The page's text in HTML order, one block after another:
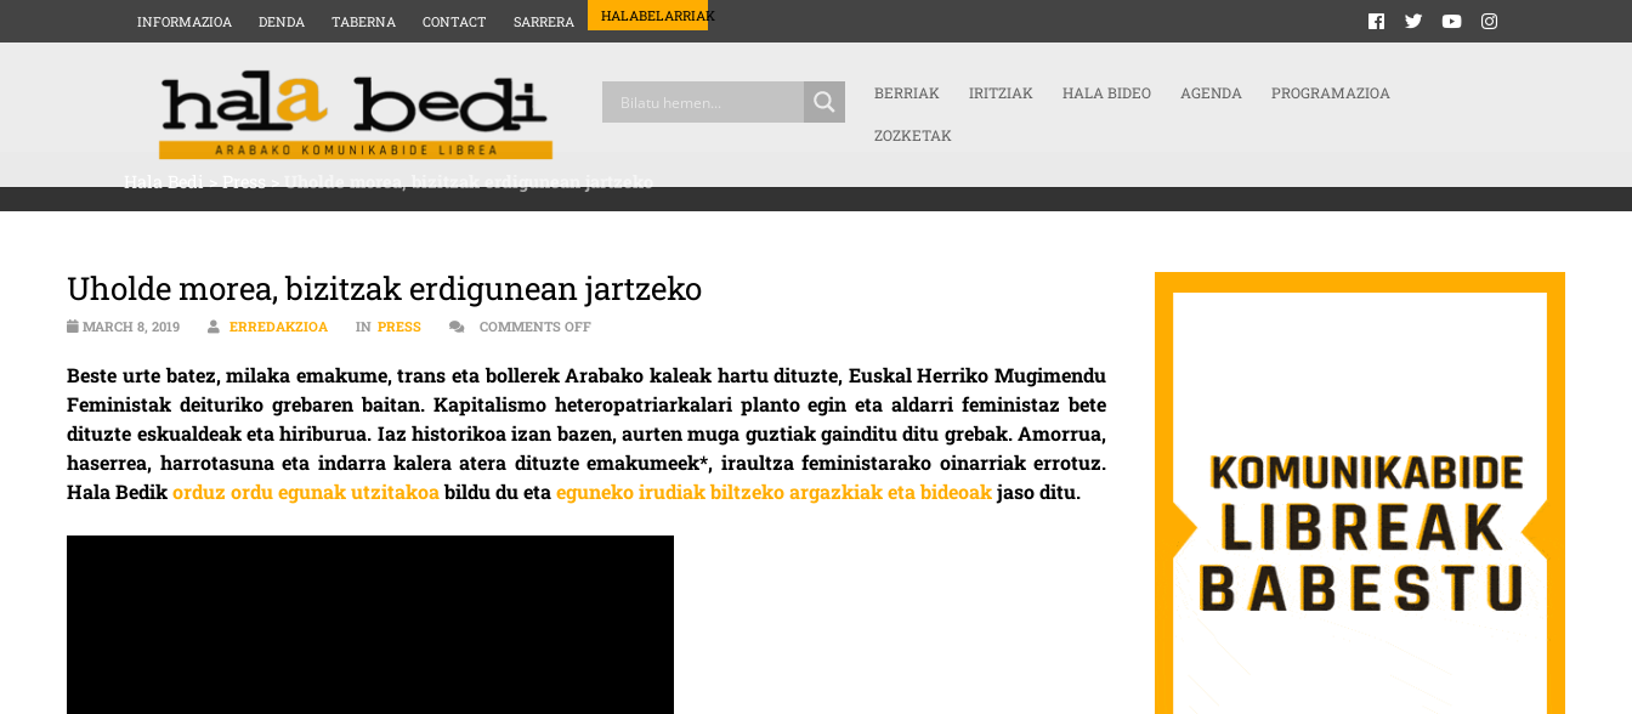
INFORMAZIOA DENDA TABERNA CONTACT SARRERA HALABELARRIAK
BERRIAK IRITZIAK HALA BIDEO AGENDA PROGRAMAZIOA
ZOZKETAK
Hala Bedi>Press>Uholde morea, bizitzak erdigunean jartzeko
Uholde morea, bizitzak erdigunean jartzeko
MARCH 8, 2019 ERREDAKZIOA IN PRESS COMMENTS OFFON UHOLDE MOREA, BIZITZAK ERDIGUNEAN JARTZEKO
Beste urte batez, milaka emakume, trans eta bollerek Arabako kaleak hartu dituzte, Euskal Herriko Mugimendu
Feministak deituriko grebaren baitan. Kapitalismo heteropatriarkalari planto egin eta aldarri feministaz bete
dituzte eskualdeak eta hiriburua. Iaz historikoa izan bazen, aurten muga guztiak gainditu ditu grebak. Amorrua,
haserrea, harrotasuna eta indarra kalera atera dituzte emakumeek*, iraultza feministarako oinarriak errotuz.
Hala Bedikorduz ordu egunak utzitakoabildu du etaeguneko irudiak biltzeko argazkiak eta bideoakjaso ditu.